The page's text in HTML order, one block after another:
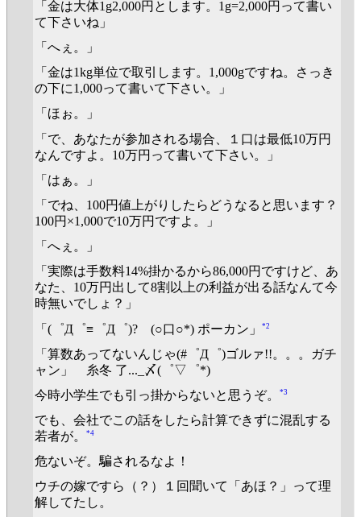
「金は大体1g2,000円とします。1g=2,000円って書い
て下さいね」
「へぇ。」
「金は1kg単位で取引します。1,000gですね。さっき
の下に1,000って書いて下さい。」
「ほぉ。」
「で、あなたが参加される場合、１口は最低10万円
なんですよ。10万円って書いて下さい。」
「はぁ。」
「でね、100円値上がりしたらどうなると思います？
100円×1,000で10万円ですよ。」
「へぇ。」
「実際は手数料14%掛かるから86,000円ですけど、あ
なた、10万円出して8割以上の利益が出る話なんて今
時無いでしょ？」
「(゜Д゜≡゜Д゜)? (○口○*) ポーカン」
*2
「算数あってないんじゃ(#゜Д゜)ゴルァ!!。。。ガチ
ャン」 糸冬 了..._〆(゜▽゜*)
今時小学生でも引っ掛からないと思うぞ。
*3
でも、会社でこの話をしたら計算できずに混乱する
若者が。
*4
危ないぞ。騙されるなよ！
ウチの嫁ですら（？）１回聞いて「あほ？」って理
解してたし。